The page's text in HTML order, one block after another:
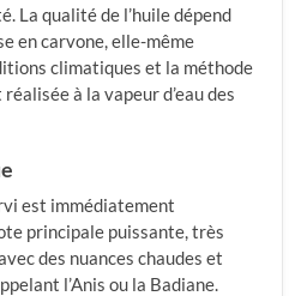
La qualité de l’huile dépend
en carvone, elle-même
climatiques et la méthode
à la vapeur d’eau des
est immédiatement
principale puissante, très
des nuances chaudes et
l’Anis ou la Badiane.